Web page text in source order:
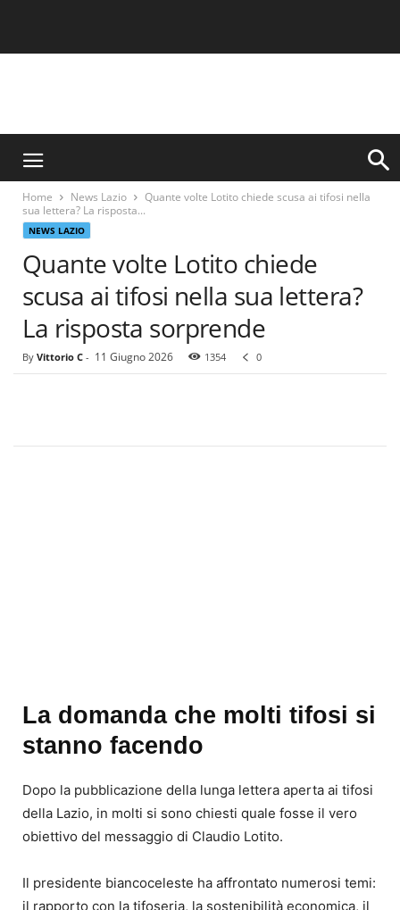
n
Home News Lazio
Quante volte Lotito chiede scusa ai tifosi nella
sua lettera? La risposta...
NEWS LAZIO
Quante volte Lotito chiede
scusa ai tifosi nella sua lettera?
La risposta sorprende
By Vittorio C - 11 Giugno 2026 1354 0
La domanda che molti tifosi si
stanno facendo
Dopo la pubblicazione della lunga lettera aperta ai tifosi
della Lazio, in molti si sono chiesti quale fosse il vero
obiettivo del messaggio di Claudio Lotito.
Il presidente biancoceleste ha affrontato numerosi temi:
il rapporto con la tifoseria, la sostenibilità economica, il